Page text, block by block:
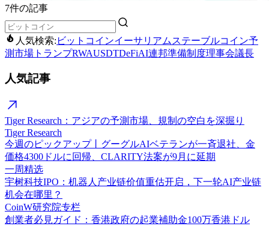
7件の記事
人気検索: ビットコインイーサリアム ステーブルコイン予
測市場 トランプRWAUSDTDeFiAI連邦準備制度理事会議長
人気記事
Tiger Research：アジアの予測市場、規制の空白を深掘り
Tiger Research
今週のピックアップ丨グーグルAIベテランが一斉退社、金
価格4300ドルに回帰、CLARITY法案が9月に延期
一周精选
宇树科技IPO：机器人产业链价值重估开启，下一轮AI产业链
机会在哪里？
CoinW研究院专栏
創業者必見ガイド：香港政府の起業補助金100万香港ドル